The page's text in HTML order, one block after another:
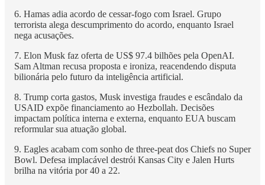
6. Hamas adia acordo de cessar-fogo com Israel. Grupo
terrorista alega descumprimento do acordo, enquanto Israel
nega acusações.
7. Elon Musk faz oferta de US$ 97.4 bilhões pela OpenAI.
Sam Altman recusa proposta e ironiza, reacendendo disputa
bilionária pelo futuro da inteligência artificial.
8. Trump corta gastos, Musk investiga fraudes e escândalo da
USAID expõe financiamento ao Hezbollah. Decisões
impactam política interna e externa, enquanto EUA buscam
reformular sua atuação global.
9. Eagles acabam com sonho de three-peat dos Chiefs no Super
Bowl. Defesa implacável destrói Kansas City e Jalen Hurts
brilha na vitória por 40 a 22.